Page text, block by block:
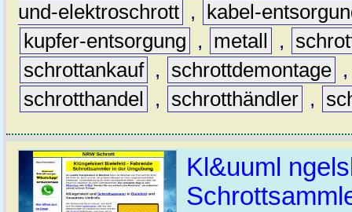
und-elektroschrott ,
kabel-
kupfer-entsorgung
, metall ,
schrottankauf , schrottdemontage
schrotthandel
, schrotthändler ,
Kl&uuml